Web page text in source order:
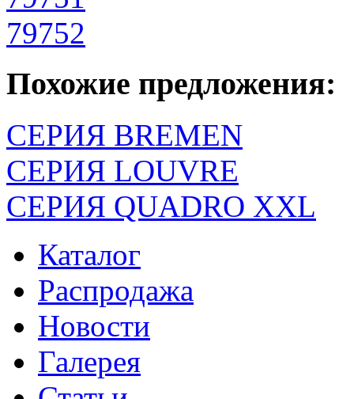
79752
Похожие предложения:
СЕРИЯ BREMEN
СЕРИЯ LOUVRE
СЕРИЯ QUADRO XXL
Каталог
Распродажа
Новости
Галерея